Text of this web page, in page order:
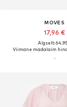
MOVES
17,96 €
Algselt:
Viimane madalaim